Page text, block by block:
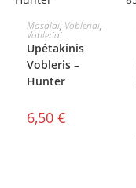
Į KREPŠELĮ
Masalai, Vobleriai,
Vobleriai
Upėtakinis
Vobleris –
Hunter
6,50 €